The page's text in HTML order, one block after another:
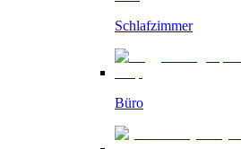
Schlafzimmer
Büro